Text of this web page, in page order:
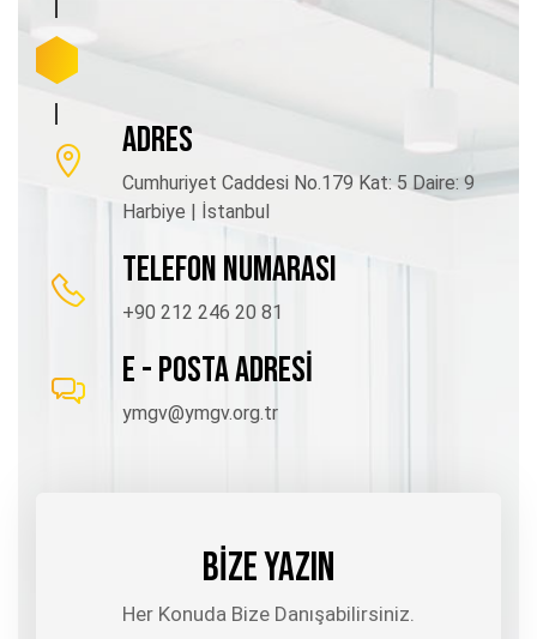
ADRES
Cumhuriyet Caddesi No.179 Kat: 5 Daire: 9
Harbiye | İstanbul
TELEFON NUMARASI
+90 212 246 20 81
E - POSTA ADRESİ
ymgv@ymgv.org.tr
BİZE YAZIN
Her Konuda Bize Danışabilirsiniz.